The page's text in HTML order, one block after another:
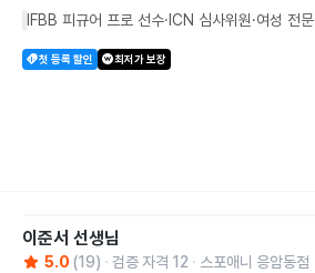
IFBB 피규어 프로 선수·ICN 심사위원·여성 전문
첫 등록 할인 최저가 보장
이준서 선생님
5.0 (19) 검증 자격 12
스포애니 응암동점